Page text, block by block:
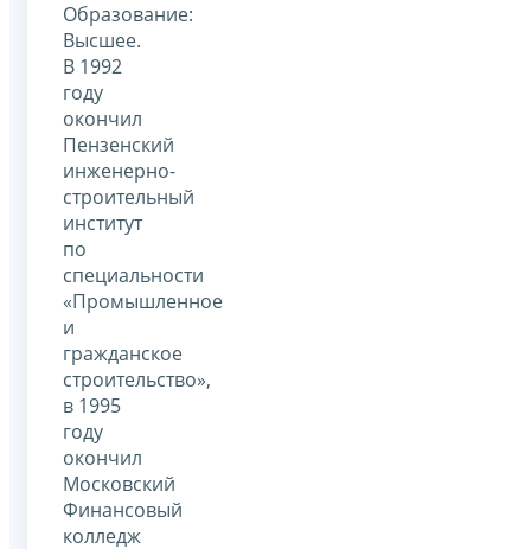
Образование:
Высшее.
В 1992
году
окончил
Пензенский
инженерно-
строительный
институт
по
специальности
«Промышленное
и
гражданское
строительство»,
в 1995
году
окончил
Московский
Финансовый
колледж